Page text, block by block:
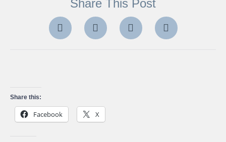
Share This Post
Share this:
Facebook X